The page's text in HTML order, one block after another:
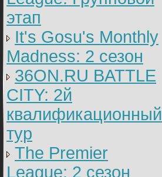
этап
It's Gosu's Monthly
Madness: 2 сезон
36ON.RU BATTLE
CITY: 2й
квалификационный
тур
The Premier
League: 2 cезон